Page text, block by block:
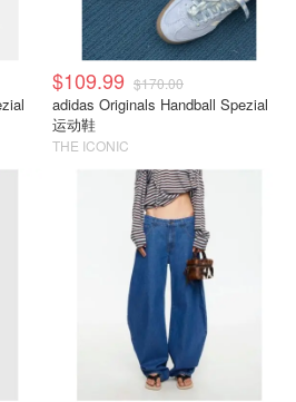
$109.99 $170.00
adidas Originals Handball Spezial
运动鞋
THE ICONIC